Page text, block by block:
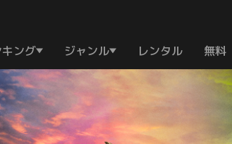
ング ジャンル レンタル 無料